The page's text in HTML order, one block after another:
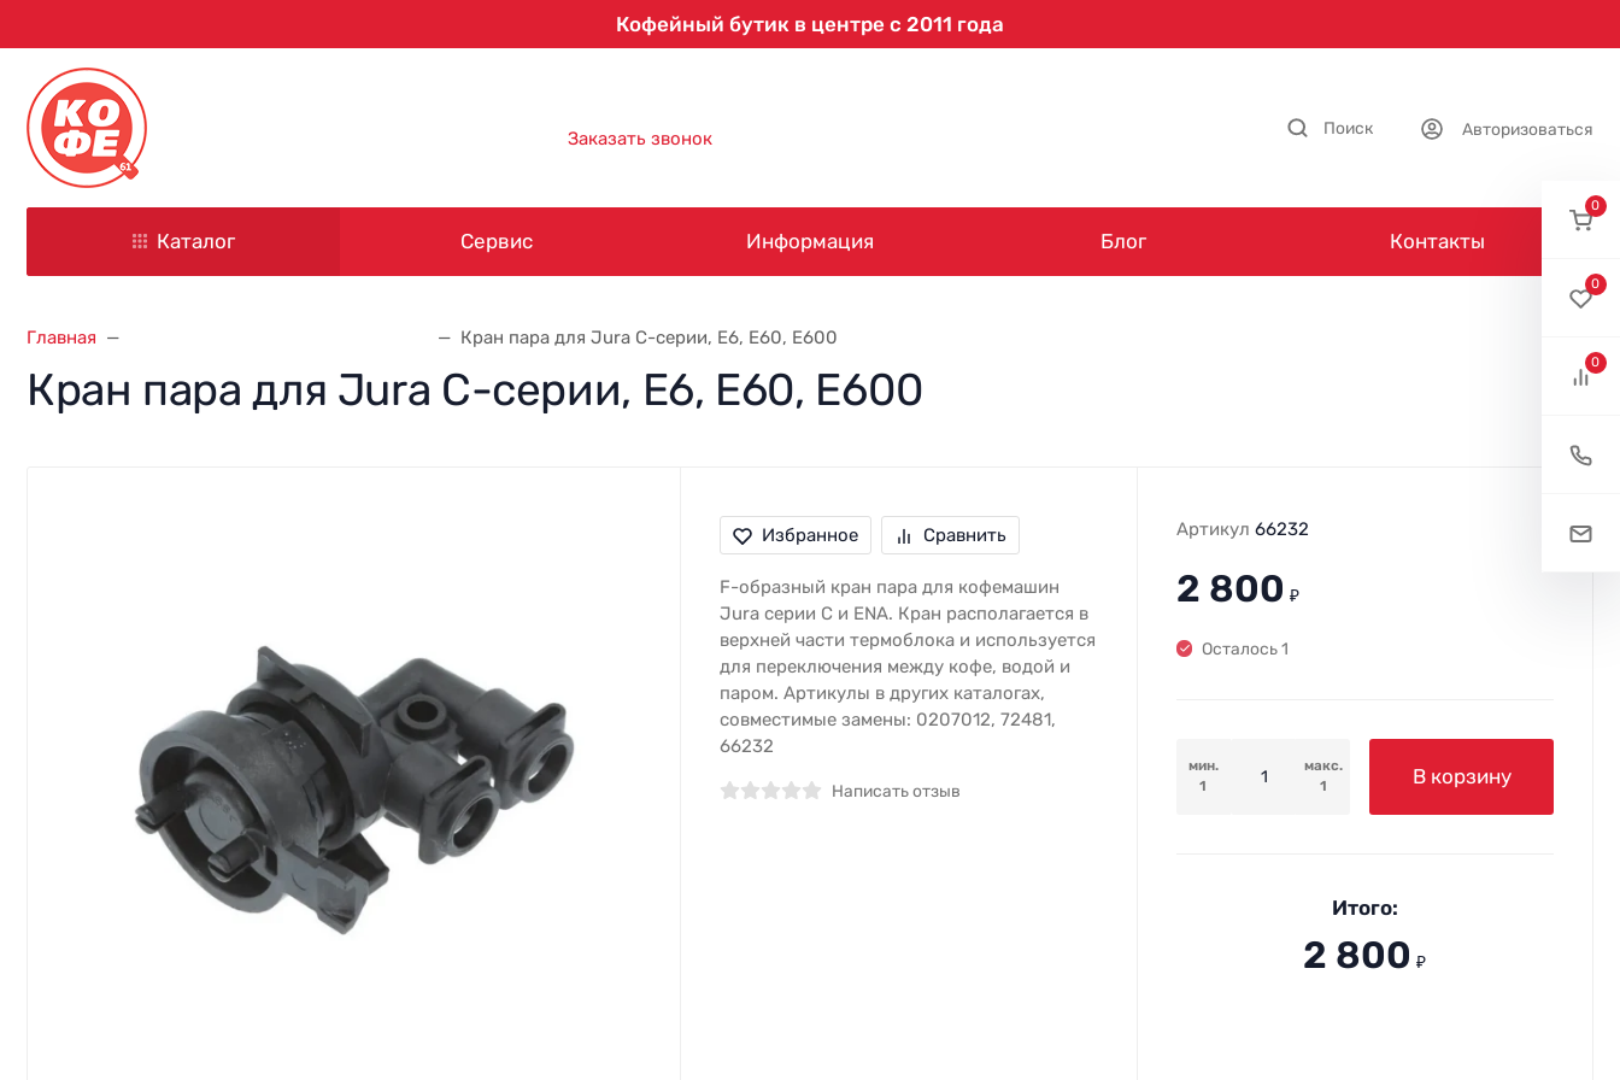
Кофейный бутик в центре с 2011 года
Заказать звонок Поиск Авторизоваться
Каталог Сервис Информация Блог Контакты
Главная Кран пара для Jura C-серии, E6, Е60, Е600
Кран пара для Jura C-серии, E6, Е60, Е600
Избранное Сравнить
F-образный кран пара для кофемашин
Jura серии C и ENA. Кран располагается в
верхней части термоблока и используется
для переключения между кофе, водой и
паром. Артикулы в других каталогах,
совместимые замены: 0207012, 72481,
66232
Написать отзыв
Артикул 66232
2 800 ₽
Осталось 1
мин.
1
макс.
1
В корзину
Итого:
2 800 ₽
0
0
0